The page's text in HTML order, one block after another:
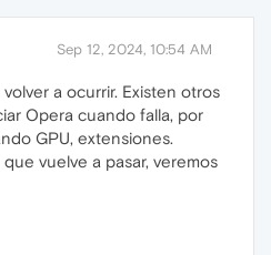
Sep 12, 2024, 10:54 AM
a ocurrir. Existen otros
Opera cuando falla, por
GPU, extensiones.
vuelve a pasar, veremos